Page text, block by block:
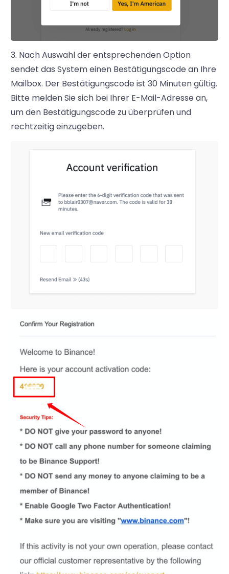
3. Nach Auswahl der entsprechenden Option
sendet das System einen Bestätigungscode an Ihre
Mailbox. Der Bestätigungscode ist 30 Minuten gültig.
Bitte melden Sie sich bei Ihrer E-Mail-Adresse an,
um den Bestätigungscode zu überprüfen und
rechtzeitig einzugeben.